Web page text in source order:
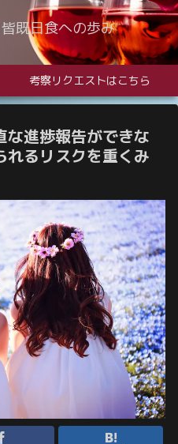
既日食への歩み
考察リクエストはこちら
な進捗報告ができな
れるリスクを重くみ